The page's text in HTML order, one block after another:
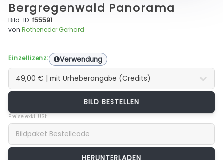
Bergregenwald Panorama
Bild-ID:f55591
vonRotheneder Gerhard
Einzellizenz: Verwendung
BILD BESTELLEN
Preise exkl. USt.